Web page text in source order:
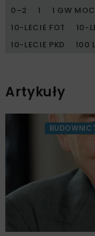
0–2
1 1 GW
10-LECIE FOT
10-
10-LECIE PKD
100
Artykuły